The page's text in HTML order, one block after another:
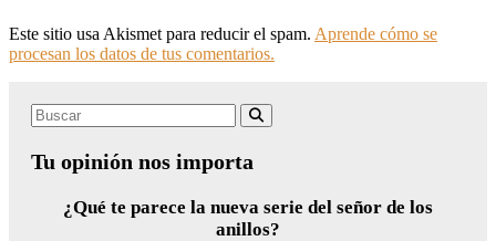
Este sitio usa Akismet para reducir el spam. Aprende cómo se
procesan los datos de tus comentarios.
Search
Tu opinión nos importa
¿Qué te parece la nueva serie del señor de los
anillos?